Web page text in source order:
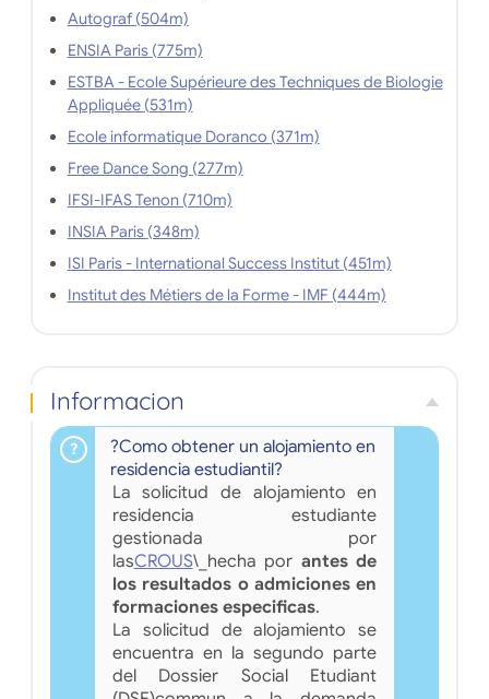
Autograf (504m)
ENSIA Paris (775m)
ESTBA - Ecole Supérieure des Techniques de Biologie
Appliquée (531m)
Ecole informatique Doranco (371m)
Free Dance Song (277m)
IFSI-IFAS Tenon (710m)
INSIA Paris (348m)
ISI Paris - International Success Institut (451m)
Institut des Métiers de la Forme - IMF (444m)
Informacion
?Como obtener un alojamiento en
residencia estudiantil?
La solicitud de alojamiento en
residencia estudiante
gestionada por
lasCROUS\_hecha por antes de
los resultados o admiciones en
formaciones especificas.
La solicitud de alojamiento se
encuentra en la segundo parte
del Dossier Social Etudiant